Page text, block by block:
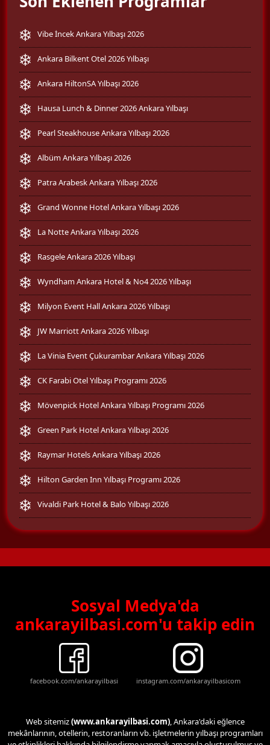
Vibe İncek Ankara Yılbaşı 2026
Ankara Bilkent Otel 2026 Yılbaşı
Ankara HiltonSA Yılbaşı 2026
Hausa Lunch & Dinner 2026 Ankara Yılbaşı
Pearl Steakhouse Ankara Yılbaşı 2026
Albüm Ankara Yılbaşı 2026
Patra Arabesk Ankara Yılbaşı 2026
Grand Wonne Hotel Ankara Yılbaşı 2026
La Notte Ankara Yılbaşı 2026
Rasgele Ankara 2026 Yılbaşı
Wyndham Ankara Hotel & No4 2026 Yılbaşı
Milyon Event Hall Ankara 2026 Yılbaşı
JW Marriott Ankara 2026 Yılbaşı
La Vinia Event Çukurambar Ankara Yılbaşı 2026
CK Farabi Otel Yılbaşı Programı 2026
Mövenpick Hotel Ankara Yılbaşı Programı 2026
Green Park Hotel Ankara Yılbaşı 2026
Raymar Hotels Ankara Yılbaşı 2026
Hilton Garden Inn Yılbaşı Programı 2026
Vivaldi Park Hotel & Balo Yılbaşı 2026
Sosyal Medya'da
ankarayilbasi.com'u takip edin
facebook.com/ankarayilbasi instagram.com/ankarayilbasicom
Web sitemiz(www.ankarayilbasi.com), Ankara'daki eğlence
mekânlarının, otellerin, restoranların vb. işletmelerin yılbaşı programları